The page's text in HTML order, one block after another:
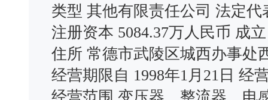
类型 其他有限责任公司 法定代
注册资本 5084.37万人民币 成
住所 常德市武陵区城西办事处
经营期限自 1998年1月21日 经